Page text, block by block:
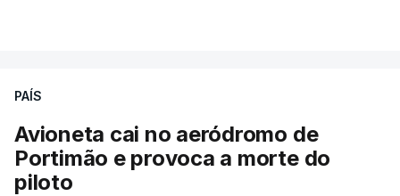
PAÍS
Avioneta cai no aeródromo de
Portimão e provoca a morte do
piloto